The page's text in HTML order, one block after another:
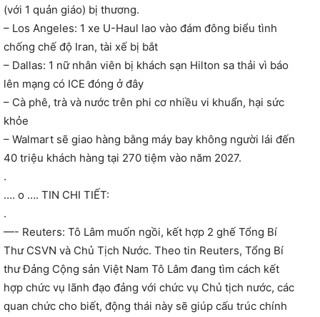
(với 1 quản giáo) bị thương.
– Los Angeles: 1 xe U-Haul lao vào đám đông biểu tình
chống chế độ Iran, tài xế bị bắt
– Dallas: 1 nữ nhân viên bị khách sạn Hilton sa thải vì báo
lên mạng có ICE đóng ở đây
– Cà phê, trà và nước trên phi cơ nhiều vi khuẩn, hại sức
khỏe
– Walmart sẽ giao hàng bằng máy bay không người lái đến
40 triệu khách hàng tại 270 tiệm vào năm 2027.
.
…. o …. TIN CHI TIẾT:
.
—- Reuters: Tô Lâm muốn ngồi, kết hợp 2 ghế Tổng Bí
Thư CSVN và Chủ Tịch Nước. Theo tin Reuters, Tổng Bí
thư Đảng Cộng sản Việt Nam Tô Lâm đang tìm cách kết
hợp chức vụ lãnh đạo đảng với chức vụ Chủ tịch nước, các
quan chức cho biết, động thái này sẽ giúp cấu trúc chính